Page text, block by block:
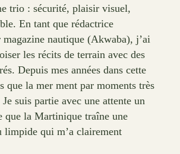
trio : sécurité, plaisir visuel,
En tant que rédactrice
magazine nautique (Akwaba), j’ai
les récits de terrain avec des
Depuis mes années dans cette
que la mer ment par moments très
suis partie avec une attente un
que la Martinique traîne une
limpide qui m’a clairement